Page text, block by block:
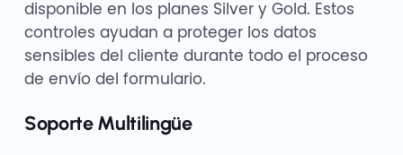
disponible en los planes Silver y Gold. Estos
controles ayudan a proteger los datos
sensibles del cliente durante todo el proceso
de envío del formulario.
Soporte Multilingüe